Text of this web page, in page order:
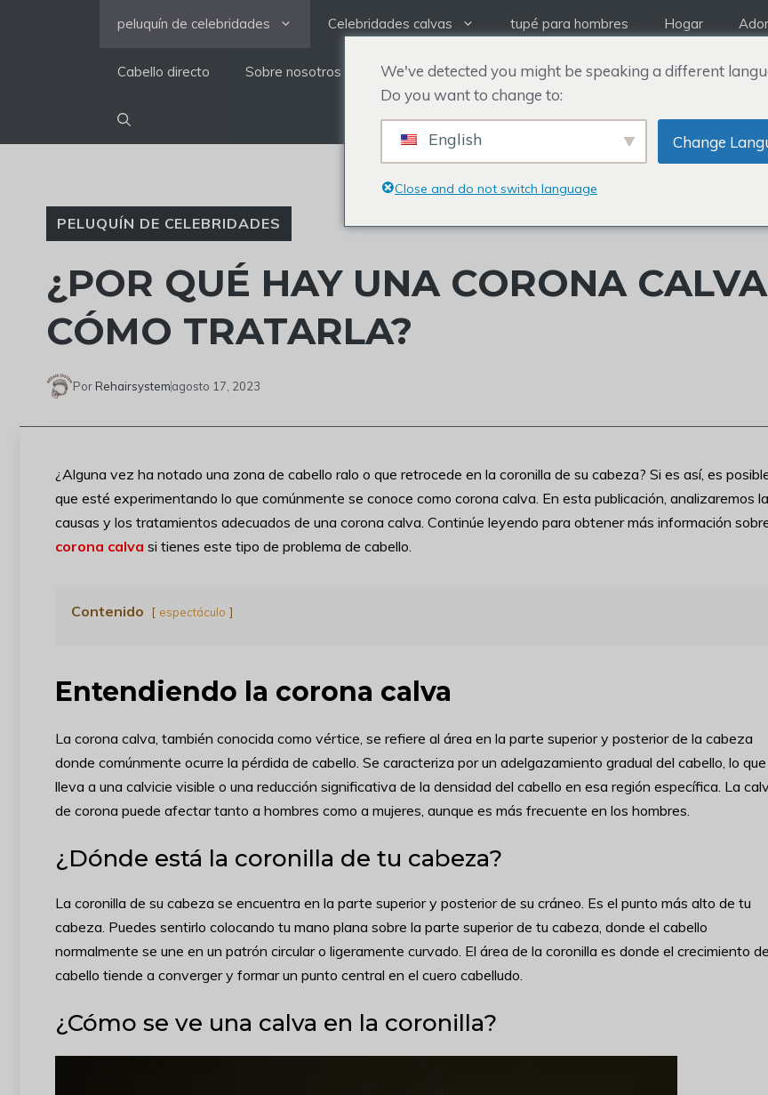
peluquín de celebridades Celebridades calvas tupé para hombres Hogar
Cabello directo Sobre nosotros
PELUQUÍN DE CELEBRIDADES
¿POR QUÉ HAY UNA CORONA
CÓMO TRATARLA?
Por Rehairsystemagosto 17, 2023
¿Alguna vez ha notado una zona de cabello ralo o que retrocede en la coronilla de su cabeza? Si es así, es
que esté experimentando lo que comúnmente se conoce como corona calva. En esta publicación, analizaremos
causas y los tratamientos adecuados de una corona calva. Continúe leyendo para obtener más información
corona calva si tienes este tipo de problema de cabello.
Contenido espectáculo
Entendiendo la corona calva
La corona calva, también conocida como vértice, se refiere al área en la parte superior y posterior de la cabeza
donde comúnmente ocurre la pérdida de cabello. Se caracteriza por un adelgazamiento gradual del cabello, lo que
lleva a una calvicie visible o una reducción significativa de la densidad del cabello en esa región específica. La
de corona puede afectar tanto a hombres como a mujeres, aunque es más frecuente en los hombres.
¿Dónde está la coronilla de tu cabeza?
La coronilla de su cabeza se encuentra en la parte superior y posterior de su cráneo. Es el punto más alto de tu
cabeza. Puedes sentirlo colocando tu mano plana sobre la parte superior de tu cabeza, donde el cabello
normalmente se une en un patrón circular o ligeramente curvado. El área de la coronilla es donde el crecimiento
cabello tiende a converger y formar un punto central en el cuero cabelludo.
¿Cómo se ve una calva en la coronilla?
We've detected you might be speaking a different
Do you want to change to:
English Change
Close and do not switch language